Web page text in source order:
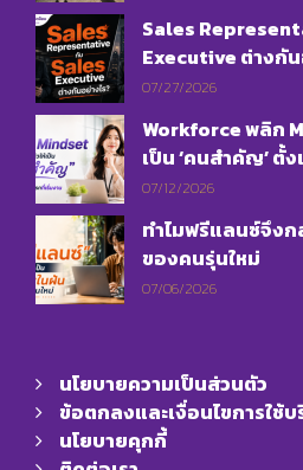
Sales
Executive ต่างกัน
07/27/2026
Workforce พลิก
เป็น ‘คนสำคัญ’ ตั้
07/12/2026
ทำไมฟรีแลนซ์จึง
ของคนรุ่นใหม่
07/06/2026
นโยบายความเป็นส่วนตัว
ข้อตกลงและเงื่อนไขการใช้บ
นโยบายคุกกี้